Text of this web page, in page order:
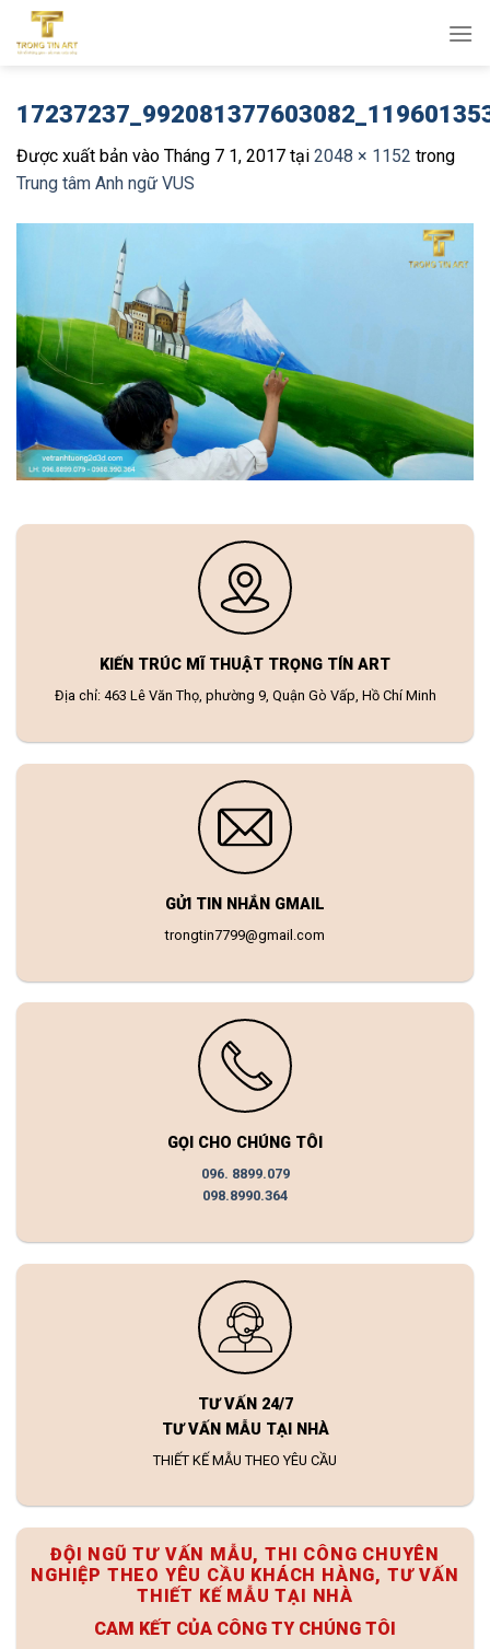
qua
Được xuất bản vào Tháng 7 1, 2017 tại 2048 × 1152 trong
Trung tâm Anh ngữ VUS
KIẾN TRÚC MĨ THUẬT TRỌNG TÍN ART
Địa chỉ: 463 Lê Văn Thọ, phường 9, Quận Gò Vấp, Hồ Chí Minh
GỬI TIN NHẮN GMAIL
trongtin7799@gmail.com
GỌI CHO CHÚNG TÔI
096. 8899.079
098.8990.364
TƯ VẤN 24/7
TƯ VẤN MẪU TẠI NHÀ
THIẾT KẾ MẪU THEO YÊU CẦU
ĐỘI NGŨ TƯ VẤN MẪU, THI CÔNG CHUYÊN
NGHIỆP THEO YÊU CẦU KHÁCH HÀNG, TƯ VẤN
THIẾT KẾ MẪU TẠI NHÀ
CAM KẾT CỦA CÔNG TY CHÚNG TÔI